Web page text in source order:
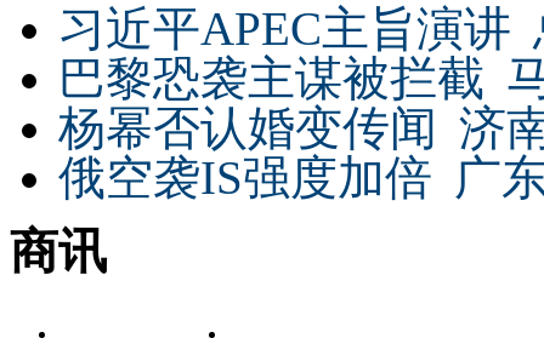
习近平APEC主旨演讲
巴黎恐袭主谋被拦截
杨幂否认婚变传闻 济
俄空袭IS强度加倍 广
商讯